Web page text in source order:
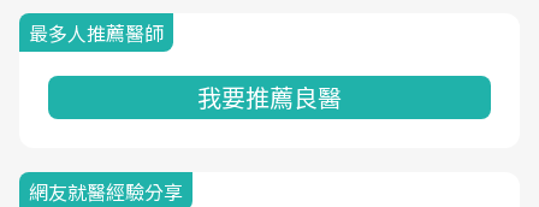
最多人推薦醫師
我要推薦良醫
網友就醫經驗分享